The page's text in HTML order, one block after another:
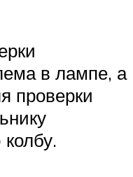
в лампе, а
проверки